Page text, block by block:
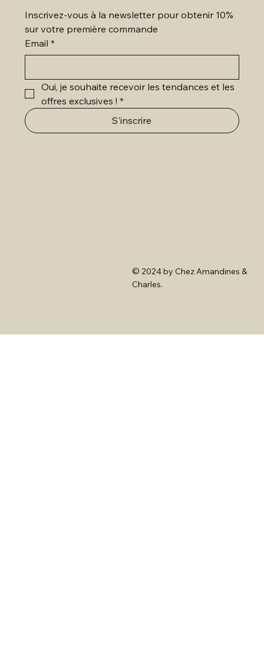
Inscrivez-vous à la newsletter pour obtenir 10%
sur votre première commande
Email *
Oui, je souhaite recevoir les tendances et les
offres exclusives ! *
S'inscrire
© 2024 by Chez Amandines &
Charles.